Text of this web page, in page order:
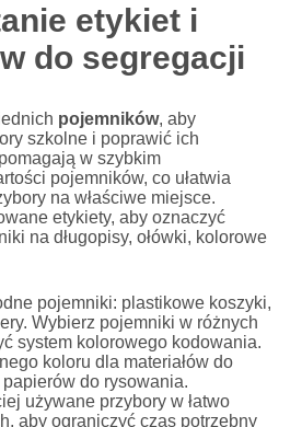
etykiet i
do segregacji
pojemników, aby
szkolne i poprawić ich
w szybkim
pojemników, co ułatwia
na właściwe miejsce.
etykiety, aby oznaczyć
na długopisy, ołówki, kolorowe
pojemniki: plastikowe koszyki,
Wybierz pojemniki w różnych
system kolorowego kodowania.
koloru dla materiałów do
papierów do rysowania.
używane przybory w łatwo
aby ograniczyć czas potrzebny